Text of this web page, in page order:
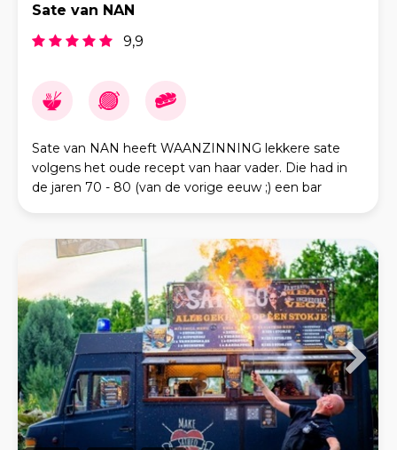
Sate van NAN
9,9
Sate van NAN heeft WAANZINNING lekkere sate
volgens het oude recept van haar vader. Die had in
de jaren 70 - 80 (van de vorige eeuw ;) een bar